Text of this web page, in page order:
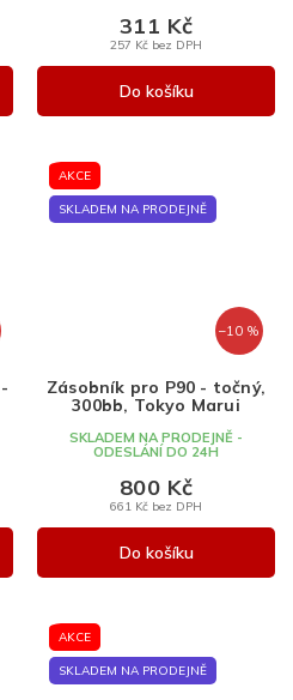
257 Kč bez DPH
311 Kč
Do košíku
AKCE
SKLADEM NA PRODEJNĚ
–10 %
Zásobník pro P90 - točný,
300bb, Tokyo Marui
SKLADEM NA PRODEJNĚ -
ODESLÁNÍ DO 24H
661 Kč bez DPH
800 Kč
Do košíku
AKCE
SKLADEM NA PRODEJNĚ